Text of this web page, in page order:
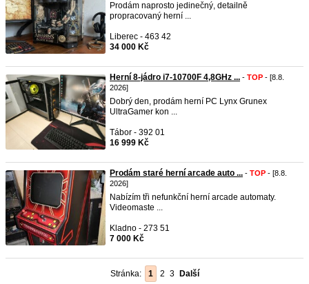
Prodám naprosto jedinečný, detailně
propracovaný herní ...
Liberec - 463 42
34 000 Kč
Herní 8-jádro i7-10700F 4,8GHz ... - TOP - [8.8.
2026]
Dobrý den, prodám herní PC Lynx Grunex
UltraGamer kon ...
Tábor - 392 01
16 999 Kč
Prodám staré herní arcade auto ... - TOP - [8.8.
2026]
Nabízím tři nefunkční herní arcade automaty.
Videomaste ...
Kladno - 273 51
7 000 Kč
Stránka: 1 2 3 Další